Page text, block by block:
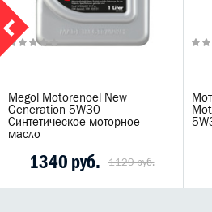
Megol Motorenoel New
Generation 5W30
Синтетическое моторное
масло
1340 руб. 1129 руб.